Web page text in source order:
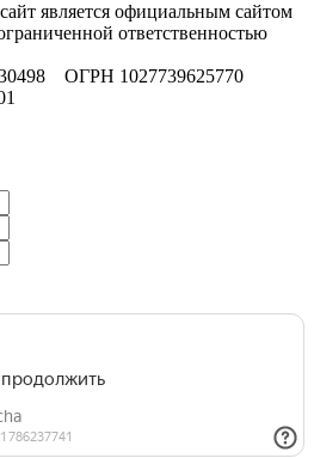
является официальным сайтом
ответственностью
ОГРН 1027739625770